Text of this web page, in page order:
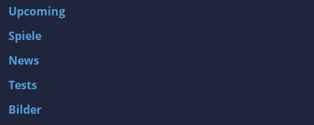
Upcoming
Spiele
News
Tests
Bilder